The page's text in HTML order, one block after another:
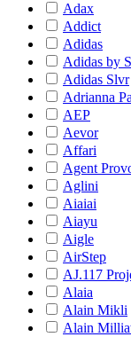
Adax
Addict
Adidas
Adidas by
Adidas Slvr
Adrianna
AEP
Aevor
Affari
Agent
Aglini
Aiaiai
Aiayu
Aigle
AirStep
AJ.117
Alaia
Alain Mikli
Alain